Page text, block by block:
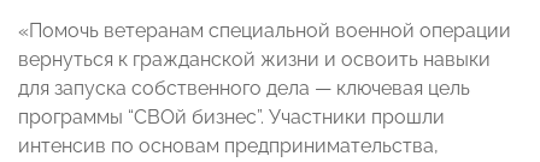
«Помочь ветеранам специальной военной операции
вернуться к гражданской жизни и освоить навыки
для запуска собственного дела — ключевая цель
программы “СВОй бизнес”. Участники прошли
интенсив по основам предпринимательства,